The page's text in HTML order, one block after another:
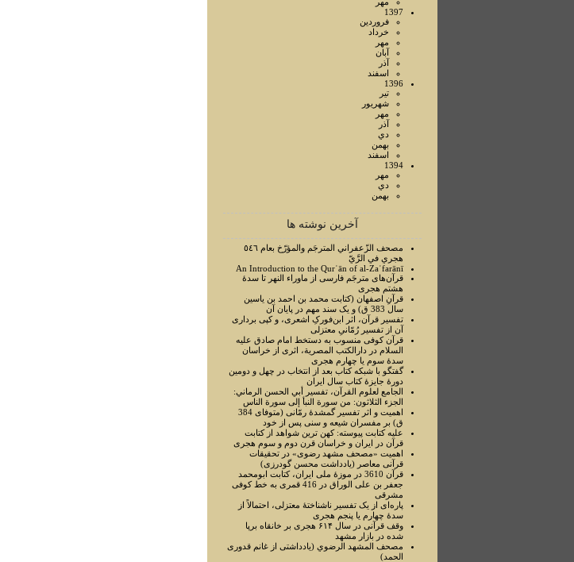
1397
فروردين
خرداد
مهر
آبان
آذر
اسفند
1396
تير
شهريور
مهر
آذر
دي
بهمن
اسفند
1394
مهر
دي
بهمن
آخرین نوشته ها
مصحف الزّعفراني المترجَم والمؤرّخ بعام ٥٤٦
هجري في الرَّيّ
An Introduction to the Qurʾān of al-Zaʿfarānī
قرآن‌های مترجَم فارسی از ماوراء النهر تا سدۀ
هشتم هجری
قرآنِ اصفهان (کتابت محمد بن احمد بن یاسین
سال 383 ق) و یک سند مهم در پایان آن
تفسیر قرآن، اثر ابن‌فورکِ اشعری، و کپی برداری
آن از تفسیر رُمّانیِ معتزلی
قرآن کوفی منسوب به دستخط امام صادق علیه
السلام در دارالکتب المصرية، اثری از خراسان
سدۀ سوم یا چهارم هجری
گفتگو با شبکه کتاب بعد از انتخاب در چهل و دومین
دورۀ جایزۀ کتاب سال ایران
الجامع لعلوم القرآن، تفسير أبي الحسن الرماني:
الجزء الثلاثون: من سورة النبأ إلی سورة الناس
اهمیت و اثر تفسیر گمشدۀ رمّانی (متوفای 384
ق) بر مفسران شیعه و سنی پس از خود
علیه کتابت پیوسته: کهن ترین شواهد از کتابت
قرآن در ایران و خراسان قرن دوم و سوم هجری
اهمیت «مصحف مشهد رضوی» در تحقیقات
قرآنی معاصر (یادداشت محسن گودرزی)
قرآن 3610 در موزۀ ملی ایران، کتابت ابومحمد
جعفر بن علی الوراق در 416 قمری به خط کوفی
مشرقی
پاره‌ای از یک تفسیر ناشناختۀ معتزلی، احتمالاً از
سدۀ چهارم یا پنجم هجری
وقف قرآنی در سال ۶۱۴ هجری بر خانقاه برپا
شده در بازار مشهد
مصحف المشهد الرضوي (یادداشتی از غانم قدوری
الحمد)